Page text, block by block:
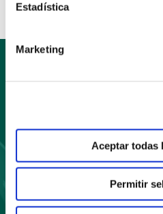
Estadística
Marketing
Aceptar todas
Permitir
a